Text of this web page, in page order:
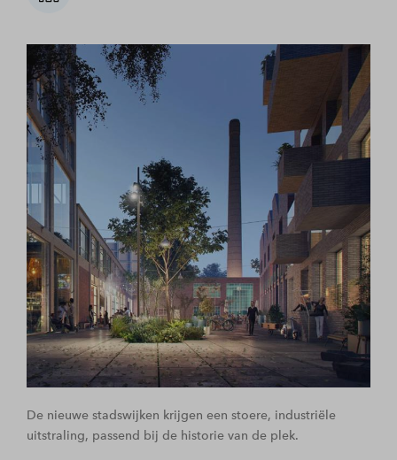
De nieuwe stadswijken krijgen een stoere, industriële
uitstraling, passend bij de historie van de plek.